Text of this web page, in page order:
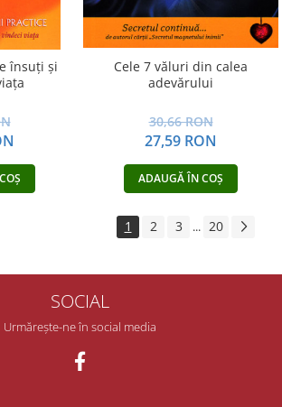
însuţi şi
Cele 7 văluri din calea
adevărului
30,66 RON
27,59 RON
ADAUGĂ ÎN COȘ
1 2 3 ... 20
SOCIAL
Urmărește-ne în social media